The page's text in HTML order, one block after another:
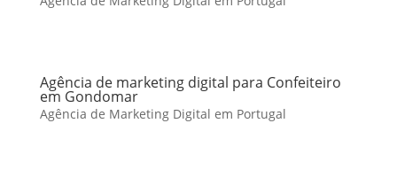
Agência de marketing digital para Confeiteiro
em Gondomar
Agência de Marketing Digital em Portugal